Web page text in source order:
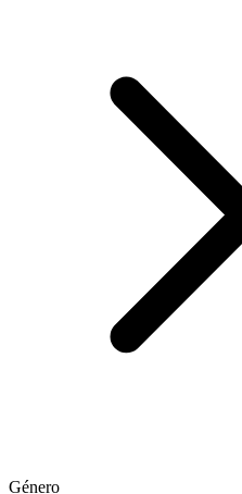
Género